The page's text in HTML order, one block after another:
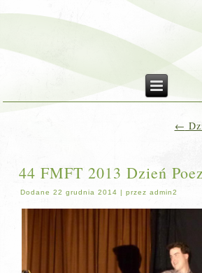
←
44 FMFT 2013 Dzień
Dodane 22 grudnia 2014 |przez admin2